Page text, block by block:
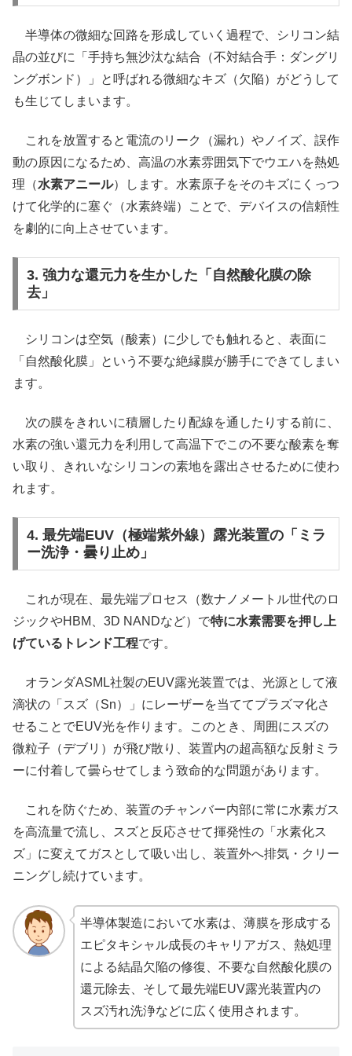
半導体の微細な回路を形成していく過程で、シリコン結
晶の並びに「手持ち無沙汰な結合（不対結合手：ダングリ
ングボンド）」と呼ばれる微細なキズ（欠陥）がどうして
も生じてしまいます。
これを放置すると電流のリーク（漏れ）やノイズ、誤作
動の原因になるため、高温の水素雰囲気下でウエハを熱処
理（水素アニール）します。水素原子をそのキズにくっつ
けて化学的に塞ぐ（水素終端）ことで、デバイスの信頼性
を劇的に向上させています。
3. 強力な還元力を生かした「自然酸化膜の除
去」
シリコンは空気（酸素）に少しでも触れると、表面に
「自然酸化膜」という不要な絶縁膜が勝手にできてしまい
ます。
次の膜をきれいに積層したり配線を通したりする前に、
水素の強い還元力を利用して高温下でこの不要な酸素を奪
い取り、きれいなシリコンの素地を露出させるために使わ
れます。
4. 最先端EUV（極端紫外線）露光装置の「ミラ
ー洗浄・曇り止め」
これが現在、最先端プロセス（数ナノメートル世代のロ
ジックやHBM、3D NANDなど）で特に水素需要を押し上
げているトレンド工程です。
オランダASML社製のEUV露光装置では、光源として液
滴状の「スズ（Sn）」にレーザーを当ててプラズマ化さ
せることでEUV光を作ります。このとき、周囲にスズの
微粒子（デブリ）が飛び散り、装置内の超高額な反射ミラ
ーに付着して曇らせてしまう致命的な問題があります。
これを防ぐため、装置のチャンバー内部に常に水素ガス
を高流量で流し、スズと反応させて揮発性の「水素化ス
ズ」に変えてガスとして吸い出し、装置外へ排気・クリー
ニングし続けています。
半導体製造において水素は、薄膜を形成する
エピタキシャル成長のキャリアガス、熱処理
による結晶欠陥の修復、不要な自然酸化膜の
還元除去、そして最先端EUV露光装置内の
スズ汚れ洗浄などに広く使用されます。